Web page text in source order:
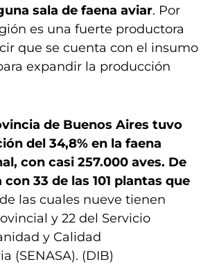
sala de faena aviar. Por
es una fuerte productora
que se cuenta con el insumo
expandir la producción
de Buenos Aires tuvo
del 34,8% en la faena
con casi 257.000 aves. De
33 de las 101 plantas que
las cuales nueve tienen
y 22 del Servicio
y Calidad
(SENASA). (DIB)